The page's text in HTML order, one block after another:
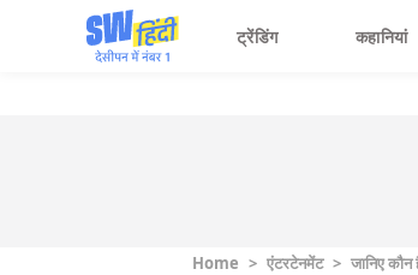
ट्रेंडिंग कहानियां
Home > एंटरटेनमेंट > जानिए कौन